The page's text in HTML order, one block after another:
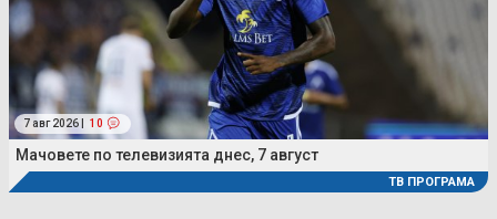
7 авг 2026 | 10
Мачовете по телевизията днес, 7 август
ТВ ПРОГРАМА